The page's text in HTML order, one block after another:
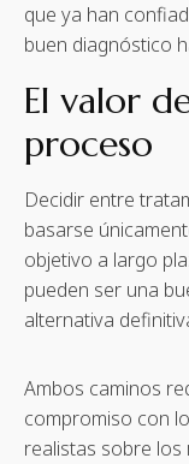
que ya han
buen diagnóstico
El valor
proceso
Decidir entre
basarse
objetivo a largo
pueden ser una
alternativa
Ambos caminos
compromiso con
realistas sobre los